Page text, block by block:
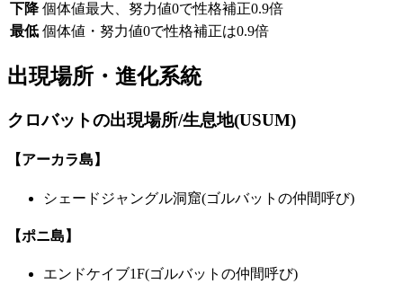
下降 個体値最大、努力値0で性格補正0.9倍
最低 個体値・努力値0で性格補正は0.9倍
出現場所・進化系統
クロバットの出現場所/生息地(USUM)
【アーカラ島】
シェードジャングル洞窟(ゴルバットの仲間呼び)
【ポニ島】
エンドケイブ1F(ゴルバットの仲間呼び)